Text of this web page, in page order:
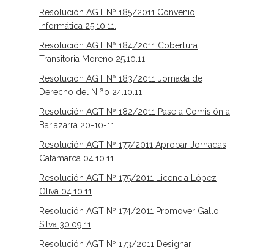
Resolución AGT Nº 185/2011 Convenio
Informática 25.10.11.
Resolución AGT Nº 184/2011 Cobertura
Transitoria Moreno 25.10.11
Resolución AGT Nº 183/2011 Jornada de
Derecho del Niño 24.10.11
Resolución AGT Nº 182/2011 Pase a Comisión a
Bariazarra 20-10-11
Resolución AGT Nº 177/2011 Aprobar Jornadas
Catamarca 04.10.11
Resolución AGT Nº 175/2011 Licencia López
Oliva 04.10.11
Resolución AGT Nº 174/2011 Promover Gallo
Silva 30.09.11
Resolución AGT Nº 173/2011 Designar